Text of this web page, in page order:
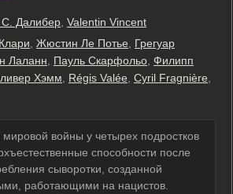
Далибер Valentin Vincent
Жюстин Ле Потье
Грегуар
Лаланн Пауль Скарфольо Филипп
Хэмм Régis Valée Cyril Fragnière
войны у четырех подростков
способности после
сыворотки, созданной
работающими на нацистов.